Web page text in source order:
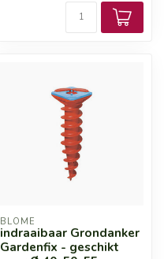
BLOME
indraaibaar Grondanker
Gardenfix - geschikt